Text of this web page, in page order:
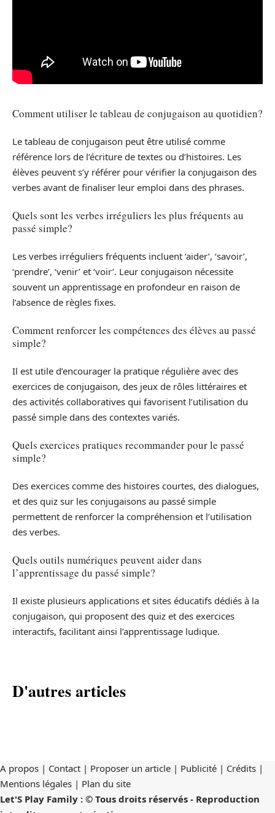
Comment utiliser le tableau de conjugaison au quotidien?
Le tableau de conjugaison peut être utilisé comme
référence lors de l’écriture de textes ou d’histoires. Les
élèves peuvent s’y référer pour vérifier la conjugaison des
verbes avant de finaliser leur emploi dans des phrases.
Quels sont les verbes irréguliers les plus fréquents au
passé simple?
Les verbes irréguliers fréquents incluent ‘aider’, ‘savoir’,
‘prendre’, ‘venir’ et ‘voir’. Leur conjugaison nécessite
souvent un apprentissage en profondeur en raison de
l’absence de règles fixes.
Comment renforcer les compétences des élèves au passé
simple?
Il est utile d’encourager la pratique régulière avec des
exercices de conjugaison, des jeux de rôles littéraires et
des activités collaboratives qui favorisent l’utilisation du
passé simple dans des contextes variés.
Quels exercices pratiques recommander pour le passé
simple?
Des exercices comme des histoires courtes, des dialogues,
et des quiz sur les conjugaisons au passé simple
permettent de renforcer la compréhension et l’utilisation
des verbes.
Quels outils numériques peuvent aider dans
l’apprentissage du passé simple?
Il existe plusieurs applications et sites éducatifs dédiés à la
conjugaison, qui proposent des quiz et des exercices
interactifs, facilitant ainsi l’apprentissage ludique.
D'autres articles
A propos | Contact | Proposer un article | Publicité | Crédits |
Mentions légales | Plan du site
Let'S Play Family : © Tous droits réservés - Reproduction